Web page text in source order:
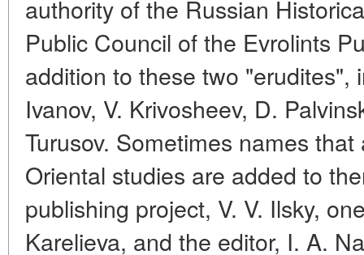
authority of the Russian
Public Council of the Evrolints
addition to these two "erudites",
Ivanov, V. Krivosheev, D.
Turusov. Sometimes names
Oriental studies are added to
publishing project, V. V. Ilsky,
Karelieva, and the editor, I. A.